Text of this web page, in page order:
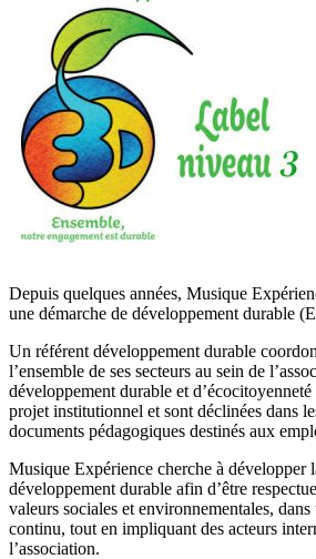
Depuis quelques années, Musique
une démarche de développement durable
Un référent développement durable
l’ensemble de ses secteurs au sein de
développement durable et
projet institutionnel et sont déclinées dans
documents pédagogiques destinés aux
Musique Expérience cherche à développer
développement durable afin d’être
valeurs sociales et environnementales,
continu, tout en impliquant des acteurs
l’association.